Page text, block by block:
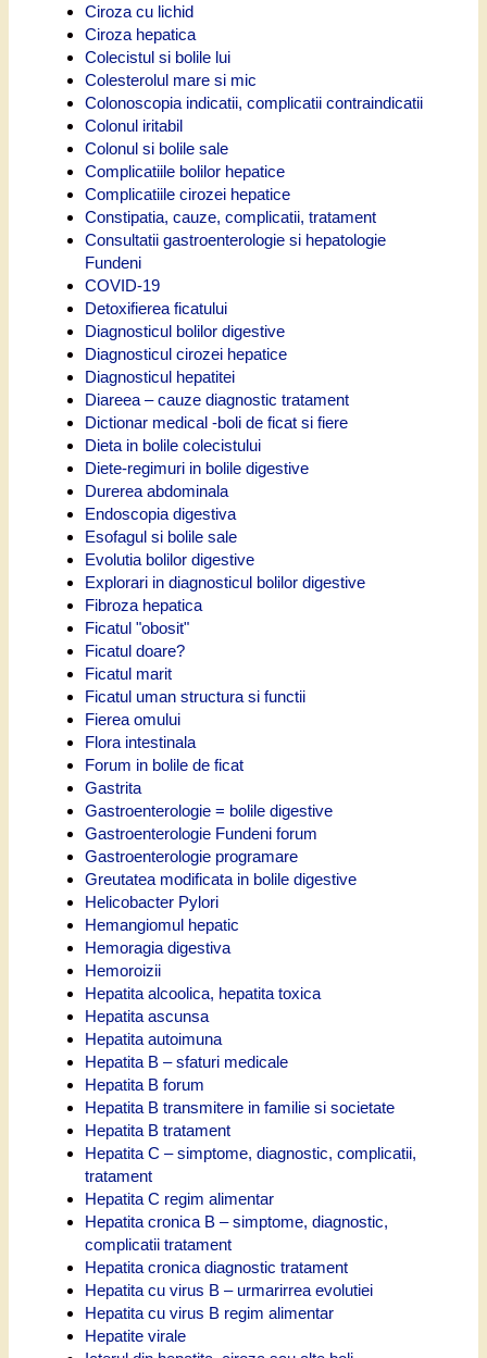
Ciroza cu lichid
Ciroza hepatica
Colecistul si bolile lui
Colesterolul mare si mic
Colonoscopia indicatii, complicatii contraindicatii
Colonul iritabil
Colonul si bolile sale
Complicatiile bolilor hepatice
Complicatiile cirozei hepatice
Constipatia, cauze, complicatii, tratament
Consultatii gastroenterologie si hepatologie
Fundeni
COVID-19
Detoxifierea ficatului
Diagnosticul bolilor digestive
Diagnosticul cirozei hepatice
Diagnosticul hepatitei
Diareea – cauze diagnostic tratament
Dictionar medical -boli de ficat si fiere
Dieta in bolile colecistului
Diete-regimuri in bolile digestive
Durerea abdominala
Endoscopia digestiva
Esofagul si bolile sale
Evolutia bolilor digestive
Explorari in diagnosticul bolilor digestive
Fibroza hepatica
Ficatul "obosit"
Ficatul doare?
Ficatul marit
Ficatul uman structura si functii
Fierea omului
Flora intestinala
Forum in bolile de ficat
Gastrita
Gastroenterologie = bolile digestive
Gastroenterologie Fundeni forum
Gastroenterologie programare
Greutatea modificata in bolile digestive
Helicobacter Pylori
Hemangiomul hepatic
Hemoragia digestiva
Hemoroizii
Hepatita alcoolica, hepatita toxica
Hepatita ascunsa
Hepatita autoimuna
Hepatita B – sfaturi medicale
Hepatita B forum
Hepatita B transmitere in familie si societate
Hepatita B tratament
Hepatita C – simptome, diagnostic, complicatii,
tratament
Hepatita C regim alimentar
Hepatita cronica B – simptome, diagnostic,
complicatii tratament
Hepatita cronica diagnostic tratament
Hepatita cu virus B – urmarirrea evolutiei
Hepatita cu virus B regim alimentar
Hepatite virale